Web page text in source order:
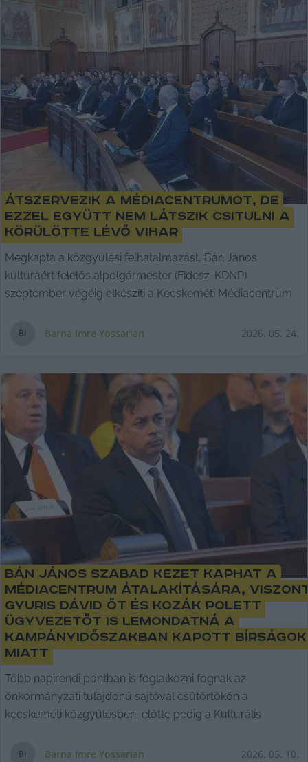
Átszervezik a Médiacentrumot, de
ezzel együtt nem látszik csitulni a
körülötte lévő vihar
Megkapta a közgyűlési felhatalmazást, Bán János
kultúráért felelős alpolgármester (Fidesz-KDNP)
szeptember végéig elkészíti a Kecskeméti Médiacentrum
BI Barna Imre Yossarian 2026. 05. 24.
Bán János szabad kezet kaphat a
Médiacentrum átalakítására,
Gyuris Dávid őt és Kozák Polett
ügyvezetőt is lemondatná a
kampányidőszakban kapott bírságok
miatt
Több napirendi pontban is foglalkozni fognak az
önkormányzati tulajdonú sajtóval csütörtökön a
kecskeméti közgyűlésben, előtte pedig a Kulturális
BI Barna Imre Yossarian 2026. 05. 10.